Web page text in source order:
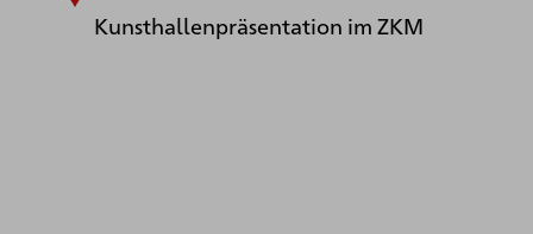
Kunsthallenpräsentation im ZKM